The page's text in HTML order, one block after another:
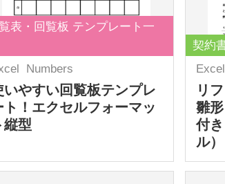
表・回覧板 テンプレート一
Numbers
いやすい回覧板テンプレ
ト！エクセルフォーマッ
縦型
契約
Excel
リ
雛
付
ル）